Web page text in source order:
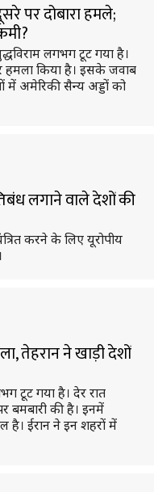
पर दोबारा हमले;
लगभग टूट गया है।
हमला किया है। इसके जवाब
में अमेरिकी सैन्य अड्डों को
लगाने वाले देशों की
करने के लिए यूरोपीय
तेहरान ने खाड़ी देशों
टूट गया है। देर रात
बमबारी की है। इनमें
है। ईरान ने इन शहरों में